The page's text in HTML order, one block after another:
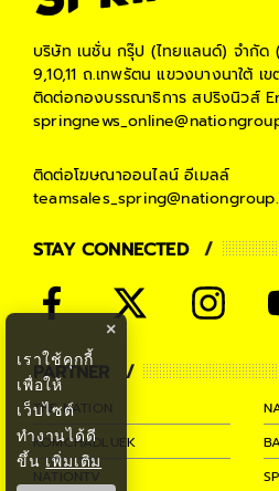
บริษัท เนชั่น กรุ๊ป (ไทยแลนด์) จำกัด
9,10,11 ถ.เทพรัตน แขวงบางนาใต้ เ
ติดต่อกองบรรณาธิการ สปริงนิวส์
ติดต่อโฆษณาออนไลน์ อีเมลล์
STAY CONNECTED
PARTNER
THE NATION
KOMCHADLUEK
NATIONTV
×
เราใช้คุกกี้
เพื่อให้
เว็บไซต์
ทำงานได้ดี
ขึ้น เพิ่มเติม